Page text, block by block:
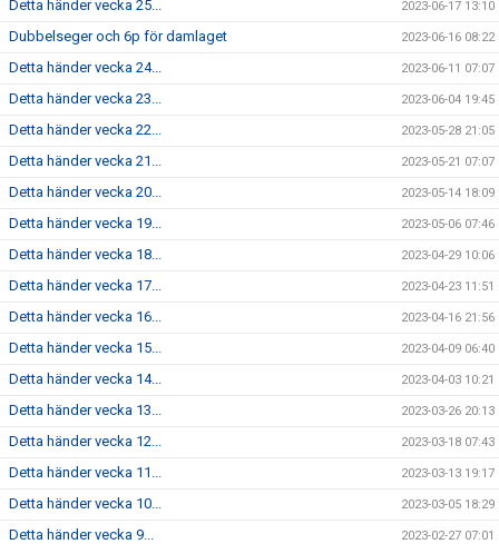
Detta händer vecka 25... 2023-06-17 13:10
Dubbelseger och 6p för damlaget 2023-06-16 08:22
Detta händer vecka 24... 2023-06-11 07:07
Detta händer vecka 23... 2023-06-04 19:45
Detta händer vecka 22... 2023-05-28 21:05
Detta händer vecka 21... 2023-05-21 07:07
Detta händer vecka 20... 2023-05-14 18:09
Detta händer vecka 19... 2023-05-06 07:46
Detta händer vecka 18... 2023-04-29 10:06
Detta händer vecka 17... 2023-04-23 11:51
Detta händer vecka 16... 2023-04-16 21:56
Detta händer vecka 15... 2023-04-09 06:40
Detta händer vecka 14... 2023-04-03 10:21
Detta händer vecka 13... 2023-03-26 20:13
Detta händer vecka 12... 2023-03-18 07:43
Detta händer vecka 11... 2023-03-13 19:17
Detta händer vecka 10... 2023-03-05 18:29
Detta händer vecka 9... 2023-02-27 07:01